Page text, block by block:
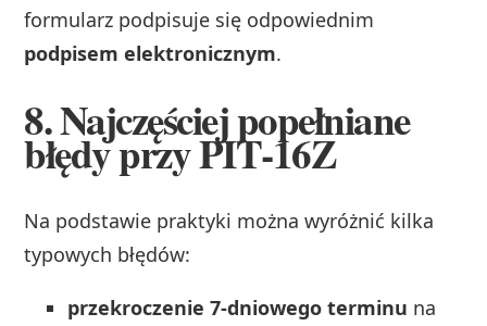
formularz podpisuje się odpowiednim
podpisem elektronicznym.
8. Najczęściej popełniane
błędy przy PIT‑16Z
Na podstawie praktyki można wyróżnić kilka
typowych błędów:
przekroczenie 7‑dniowego terminu na